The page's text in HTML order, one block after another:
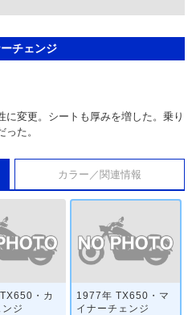
チェンジ
変更。シートも厚みを増した。乗り
た。
カラー／関連情報
・カ
ジ
1977年 TX650・マ
イナーチェンジ